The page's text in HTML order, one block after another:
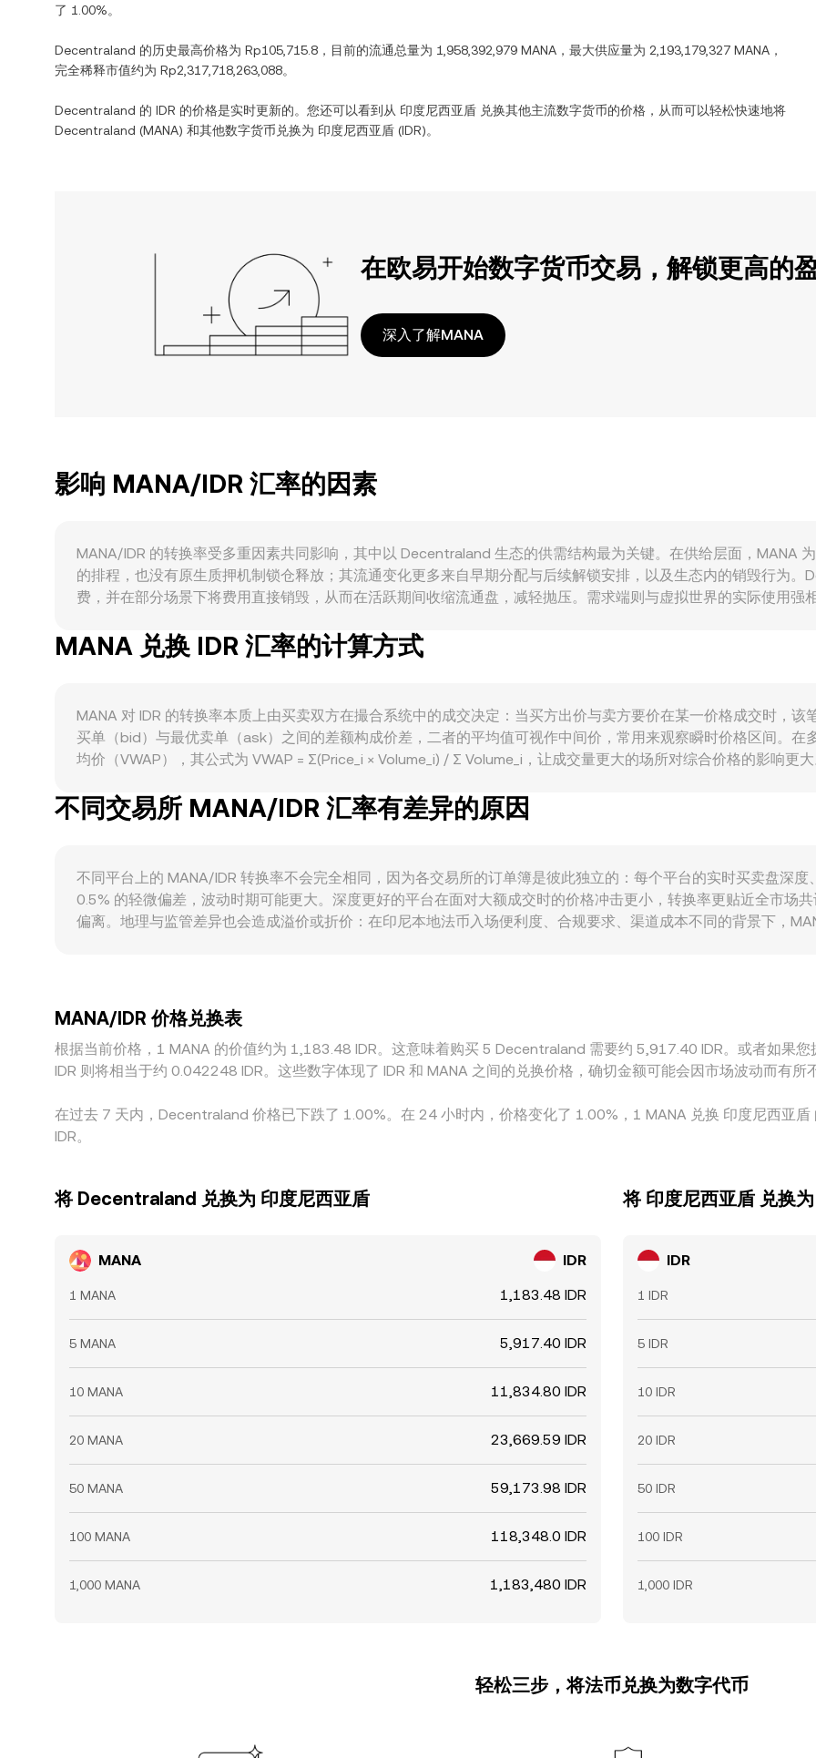
了 1.00%。
Decentraland 的历史最高价格为 Rp105,715.8 ，目前的流通总量为 1,958,392,979 MANA ，最大供应量为 2,193,179,327 MANA ，
完全稀释市值约为 Rp2,317,718,263,088。
Decentraland 的 IDR 的价格是实时更新的。您还可以看到从 印度尼西亚盾 兑换其他主流数字货币的价格，从而可以轻松快速地将
Decentraland (MANA) 和其他数字货币兑换为 印度尼西亚盾 (IDR)。
在欧易开始数字货币交易，解锁更高的
深入了解MANA
影响 MANA/IDR 汇率的因素
MANA/IDR 的转换率受多重因素共同影响，其中以 Decentraland 生态的供需结构最为关键。在供给层面，MANA
的排程，也没有原生质押机制锁仓释放；其流通变化更多来自早期分配与后续解锁安排，以及生态内的销毁行为
费，并在部分场景下将费用直接销毁，从而在活跃期间收缩流通盘，减轻抛压。需求端则与虚拟世界的实际使用
“元宇宙”主题的热度周期，往往会传导至 MANA 的成交活跃度与试探性买盘。宏观方面，MANA 与比特币的整体
（IDR）的强弱受美元走势、印尼利率政策与风险偏好影响，从而在以 IDR 计价时改变名义价格。合规层面，针对
仓、少量但存在的期权到期效应、以及链上与所内的大额地址（“鲸鱼”）集中入场或出场，都会造成短期流动性与
波动。
MANA 兑换 IDR 汇率的计算方式
MANA 对 IDR 的转换率本质上由买卖双方在撮合系统中的成交决定：当买方出价与卖方要价在某一价格成交时，
买单（bid）与最优卖单（ask）之间的差额构成价差，二者的平均值可视作中间价，常用来观察瞬时价格区间。
均价（VWAP），其公式为 VWAP = Σ(Price_i × Volume_i) / Σ Volume_i，让成交量更大的场所对综合价格的影响更
自动做市商（AMM）使用恒定乘积机制 x × y = k 来维持池中两种资产的乘积不变，其中 x、y 分别代表池中两种资
与另一资产（例如 ETH 或稳定币）的相对储备变化，会直接映射到链上报价，并通过做市与套利传导至中心化平台
不同交易所 MANA/IDR 汇率有差异的原因
不同平台上的 MANA/IDR 转换率不会完全相同，因为各交易所的订单簿是彼此独立的：每个平台的实时买卖盘深
0.5% 的轻微偏差，波动时期可能更大。深度更好的平台在面对大额成交时的价格冲击更小，转换率更贴近全市场
偏离。地理与监管差异也会造成溢价或折价：在印尼本地法币入场便利度、合规要求、渠道成本不同的背景下，
MANA/IDR 价格兑换表
根据当前价格，1 MANA 的价值约为 1,183.48 IDR。这意味着购买 5 Decentraland 需要约 5,917.40 IDR。或者如果
IDR 则将相当于约 0.042248 IDR。这些数字体现了 IDR 和 MANA 之间的兑换价格，确切金额可能会因市场波动而有所
在过去 7 天内，Decentraland 价格已下跌了 1.00%。在 24 小时内，价格变化了 1.00%，1 MANA 兑换 印度尼西亚
IDR。
将 Decentraland 兑换为 印度尼西亚盾
MANA IDR
1 MANA 1,183.48 IDR
5 MANA 5,917.40 IDR
10 MANA 11,834.80 IDR
20 MANA 23,669.59 IDR
50 MANA 59,173.98 IDR
100 MANA 118,348.0 IDR
1,000 MANA 1,183,480 IDR
将 印度尼西亚盾 兑换
IDR
1 IDR
5 IDR
10 IDR
20 IDR
50 IDR
100 IDR
1,000 IDR
轻松三步，将法币兑换为数字代币